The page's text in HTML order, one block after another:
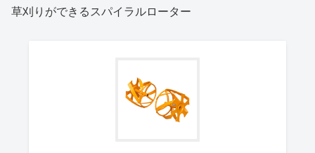
草刈りができるスパイラルローター